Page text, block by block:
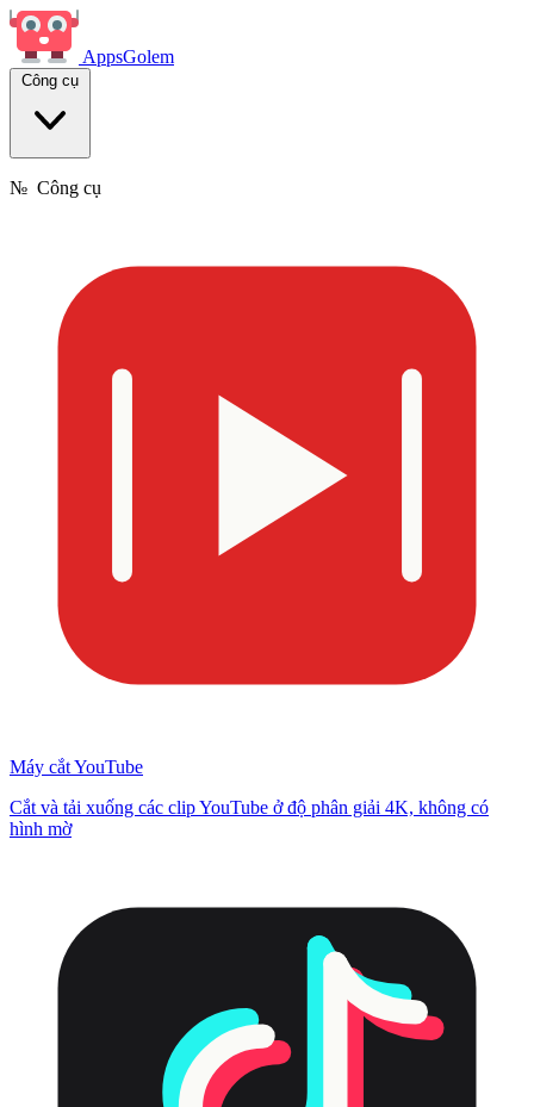
AppsGolem
Công cụ
№ Công cụ
Máy cắt YouTube
Cắt và tải xuống các clip YouTube ở độ phân giải 4K, không có
hình mờ